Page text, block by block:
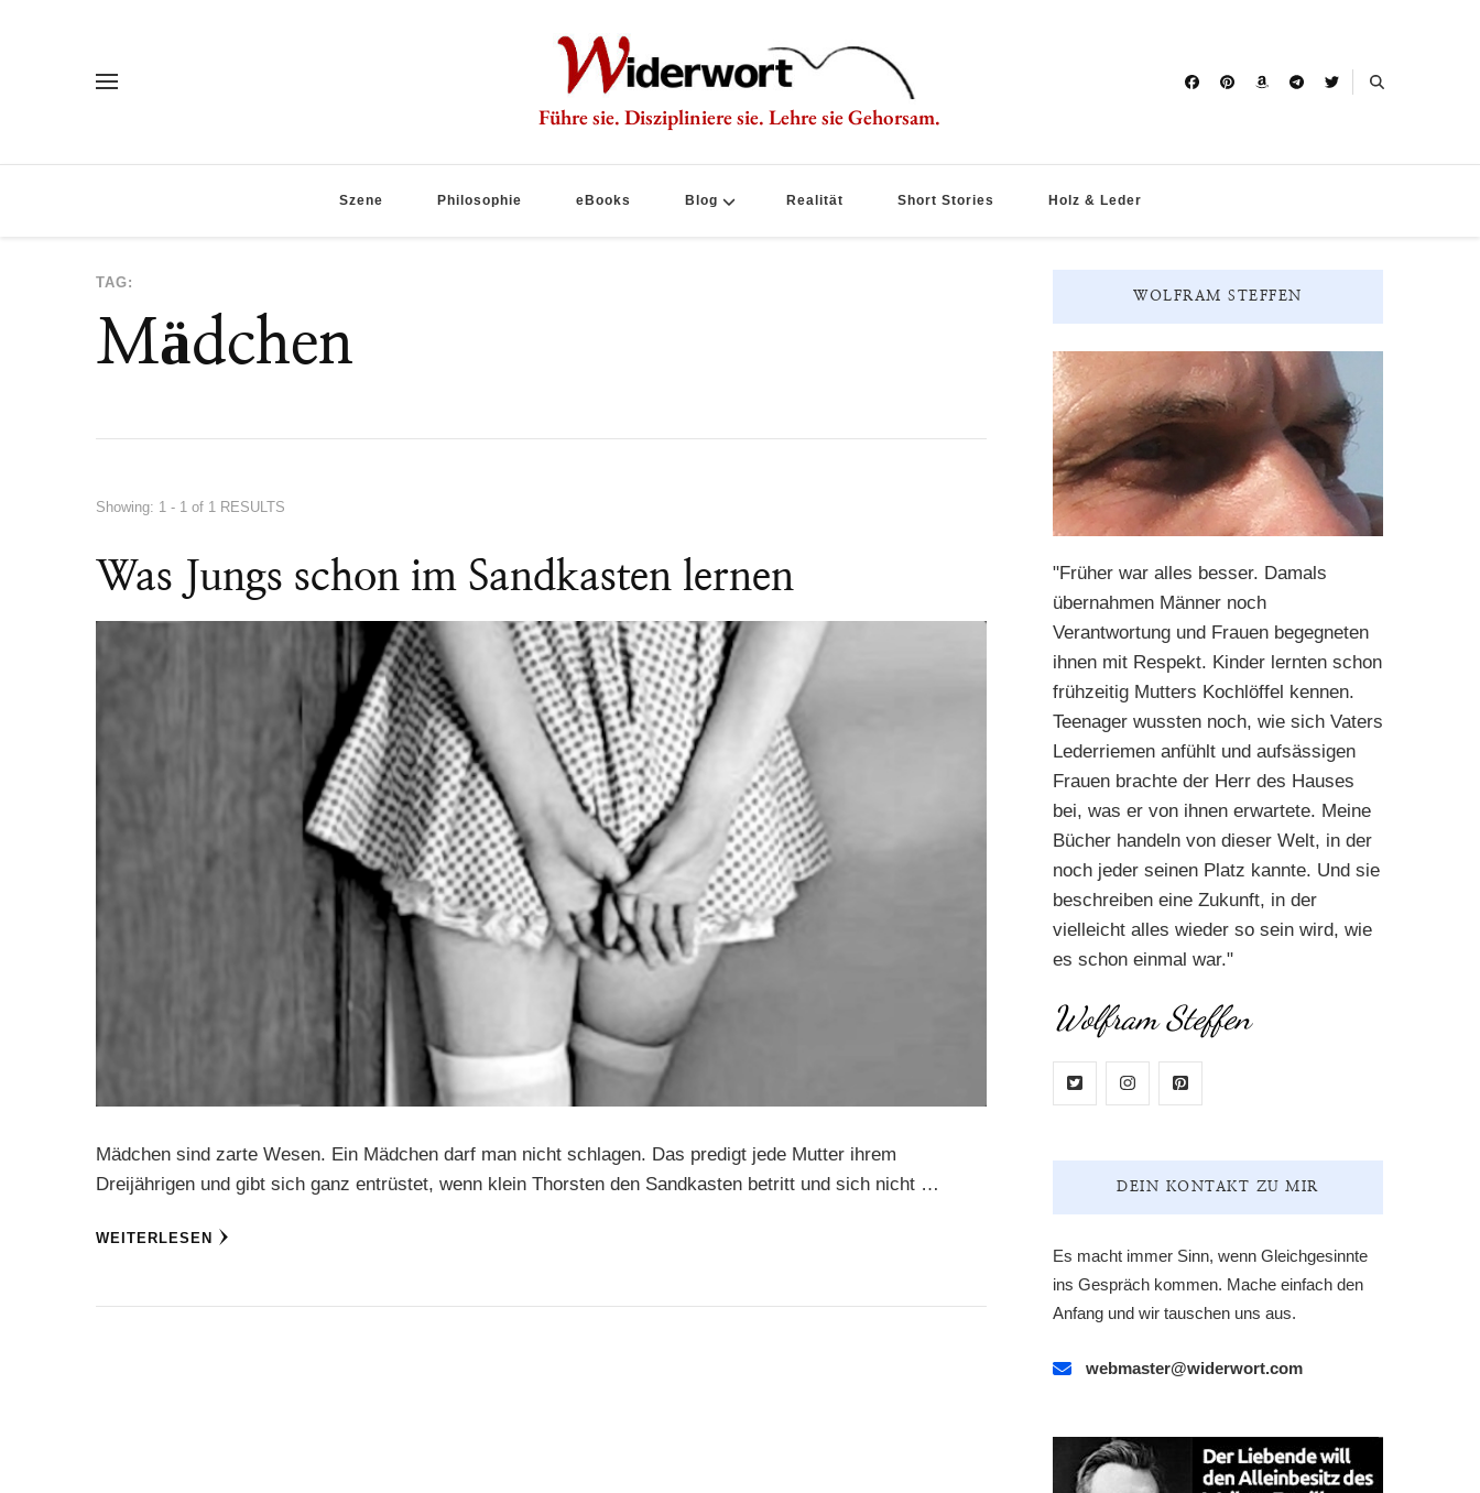
Führe sie. Diszipliniere sie. Lehre sie Gehorsam.
Szene Philosophie eBooks Blog Realität Short Stories Holz & Leder
TAG:
Mädchen
Showing: 1 - 1 of 1 RESULTS
Was Jungs schon im Sandkasten lernen
Mädchen sind zarte Wesen. Ein Mädchen darf man nicht schlagen. Das predigt jede Mutter ihrem
Dreijährigen und gibt sich ganz entrüstet, wenn klein Thorsten den Sandkasten betritt und sich nicht …
WEITERLESEN
WOLFRAM STEFFEN
"Früher war alles besser. Damals
übernahmen Männer noch
Verantwortung und Frauen begegneten
ihnen mit Respekt. Kinder lernten schon
frühzeitig Mutters Kochlöffel kennen.
Teenager wussten noch, wie sich Vaters
Lederriemen anfühlt und aufsässigen
Frauen brachte der Herr des Hauses
bei, was er von ihnen erwartete. Meine
Bücher handeln von dieser Welt, in der
noch jeder seinen Platz kannte. Und sie
beschreiben eine Zukunft, in der
vielleicht alles wieder so sein wird, wie
es schon einmal war."
Wolfram Steffen
DEIN KONTAKT ZU MIR
Es macht immer Sinn, wenn Gleichgesinnte
ins Gespräch kommen. Mache einfach den
Anfang und wir tauschen uns aus.
webmaster@widerwort.com